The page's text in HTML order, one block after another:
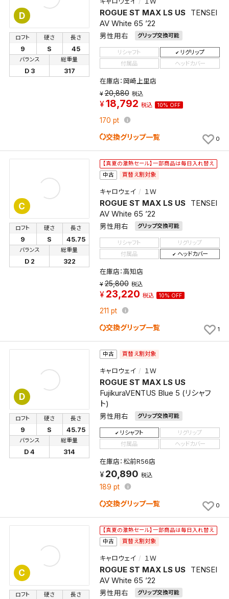
D ROGUE ST MAX LS US
TENSEI
AV White 65 ’22
男性用右 グリップ交換可能
ロフト
9
硬さ
S
長さ
45
バランス
D 3
総重量
317
リシャフト
リグリップ
付属品
ヘッドカバー
在庫店：岡崎上里店
20,880 税込
18,792 税込 10% OFF
170 pt
交換グリップ一覧 0
C
【真夏の激熱セール】一部商品は毎日入れ替え
中古
買替え割対象
キャロウェイ １Ｗ
ROGUE ST MAX LS US
TENSEI
AV White 65 ’22
男性用右 グリップ交換可能
ロフト
9
硬さ
S
長さ
45.75
バランス
D 2
総重量
322
リシャフト
リグリップ
付属品
ヘッドカバー
在庫店：高知店
25,800 税込
23,220 税込 10% OFF
211 pt
交換グリップ一覧 1
D
中古 買替え割対象
キャロウェイ １Ｗ
ROGUE ST MAX LS US
FujikuraVENTUS Blue 5 (リシャフ
ト)
男性用右 グリップ交換可能
ロフト
9
硬さ
S
長さ
45.75
バランス
D 4
総重量
314
リシャフト
リグリップ
付属品
ヘッドカバー
在庫店：松前R56店
20,890 税込
189 pt
交換グリップ一覧 0
C
【真夏の激熱セール】一部商品は毎日入れ替え
中古
買替え割対象
キャロウェイ １Ｗ
ROGUE ST MAX LS US
TENSEI
AV White 65 ’22
男性用右 グリップ交換可能
ロフト 硬さ 長さ
くことができます。
検索条件
新着通知を「する」にすると、この条件に一致する商品
「お知らせ」で通知します。
保存された検索条件は変更できません。
条件を変更したい場合は、マイページの「保存検索条
件一覧」から画面を表示し、条件を変更の上、保存し直
してください。
保存する
キャンセル
検索条件を保存
これまで保存した検索条件は、マイページの「保存検
索条件一覧」で確認できます。